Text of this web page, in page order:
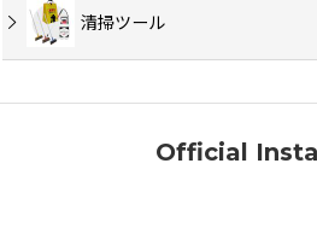
清掃ツール
Official